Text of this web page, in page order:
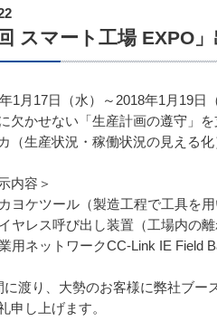
回 スマート工場 EXPO
1月17日（水）～2018年1月19
欠かせない「生産計画の遵守」
（生産状況・稼働状況の見える化
内容＞
ヨケツール（製造工程で工具を
ヤレス呼び出し装置（工場内の
用ネットワークCC-Link IE Field
に渡り、大勢のお客様に弊社ブー
申し上げます。